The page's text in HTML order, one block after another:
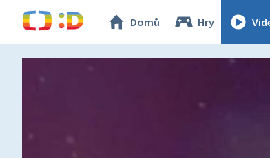
Domů Hry